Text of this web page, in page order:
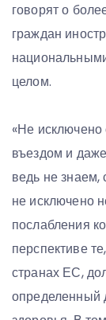
говорят о
граждан
целом.
«Не исключено
въездом и
ведь не знаем,
не исключено
послабления
перспективе
странах ЕС,
определенный